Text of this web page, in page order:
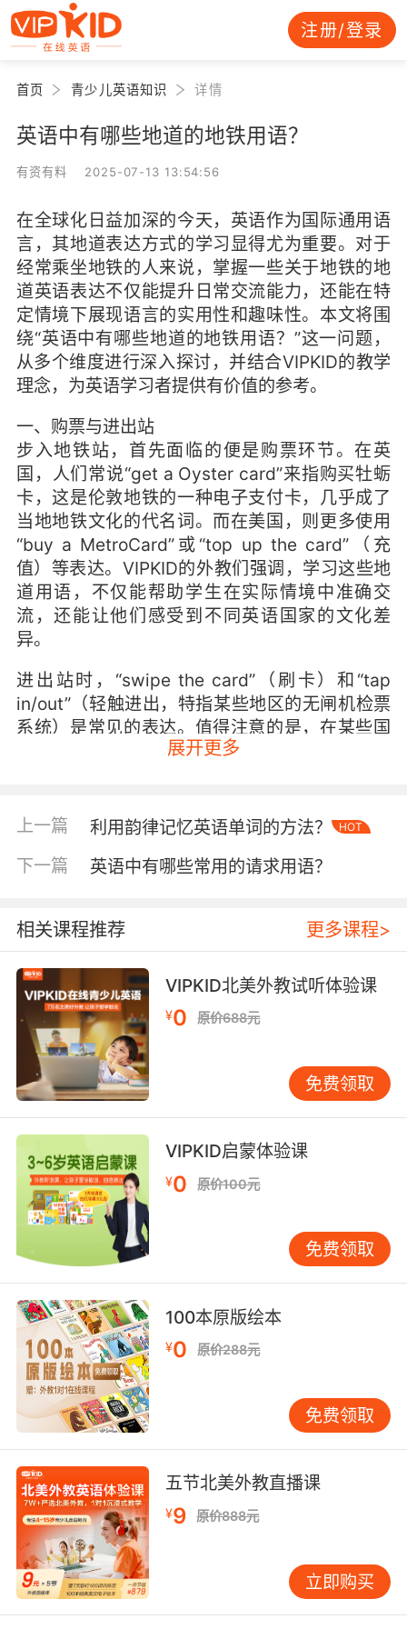
注册/登录
首页 青少儿英语知识 详情
英语中有哪些地道的地铁用语？
有资有料 2025-07-13 13:54:56
在全球化日益加深的今天，英语作为国际通用语
言，其地道表达方式的学习显得尤为重要。对于
经常乘坐地铁的人来说，掌握一些关于地铁的地
道英语表达不仅能提升日常交流能力，还能在特
定情境下展现语言的实用性和趣味性。本文将围
绕“英语中有哪些地道的地铁用语？”这一问题，
从多个维度进行深入探讨，并结合VIPKID的教学
理念，为英语学习者提供有价值的参考。
一、购票与进出站
步入地铁站，首先面临的便是购票环节。在英
国，人们常说“get a Oyster card”来指购买牡蛎
卡，这是伦敦地铁的一种电子支付卡，几乎成了
当地地铁文化的代名词。而在美国，则更多使用
“buy a MetroCard”或“top up the card”（充
值）等表达。VIPKID的外教们强调，学习这些地
道用语，不仅能帮助学生在实际情境中准确交
流，还能让他们感受到不同英语国家的文化差
异。
进出站时，“swipe the card”（刷卡）和“tap
in/out”（轻触进出，特指某些地区的无闸机检票
系统）是常见的表达。值得注意的是，在某些国
家，如日本，虽然地铁系统高度发达，但
特色。
二、车厢内交流
“Excuse me, could you let me through?”既礼貌
又地道。而询问座位是否空闲，可以说“Is this
seat taken?”或“Can I sit here?”。VIPKID的课程
中，经常模拟这类日常场景，鼓励学生在实践中
运用所学，提高语言的实际运用能力。
此外，关于地铁到站的信息，英国乘客可能会听
到“The next station is...”的广播，而在美国，则
可能是“Next stop, ...”。这些细微的差别，对于想
要深入了解英语国家文化的学习者来说，是不可
忽视的细节。
三、站点播报与指示牌
地铁站内的播报和指示牌也是学习地道地铁用语
的好资源。例如，“Mind the gap”（注意缺口）
意列车与站台之间的缝隙。而在美国，类似的提
示可能是“Watch your step”。这些表述不仅实
用，还蕴含了丰富的文化内涵。
指示牌上的“Way Out”（出口）、“Ticketing”
（售票区）、“Platform Change”（换乘平台）
等词汇，也是地铁用语的重要组成部分。通过观
家的地铁环境。
四、文化差异与习惯用语
除了具体的用语外，了解不同英语国家在地铁乘
坐习惯上的文化差异同样重要。比如，在日本，
地铁车厢内通常非常安静，大声交谈被视为不礼
貌；而在纽约，虽然也有保持安静的惯例，但在
展开更多
上一篇 利用韵律记忆英语单词的方法？ HOT
下一篇 英语中有哪些常用的请求用语？
相关课程推荐 更多课程>
VIPKID北美外教试听体验课
¥0 原价688元
免费领取
VIPKID启蒙体验课
¥0 原价100元
免费领取
100本原版绘本
¥0 原价288元
免费领取
五节北美外教直播课
¥9 原价888元
立即购买